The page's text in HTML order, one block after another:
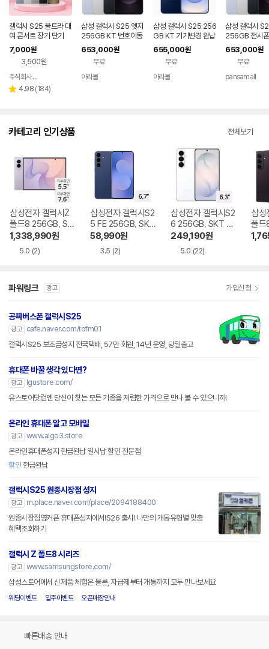
을
안
내
를
나
타
는
표
갤럭시 S25 울트라 대
여 콘서트 장기 단기
7,000원
3,500원
페이
주식회사 폰빌리지
별 4.98 리
(184)
삼성 갤럭시 S25 엣지
256GB KT 번호이동
완납 80요금제
653,000원
무료
아라몰
삼성 갤럭시 S25 256
GB KT 기기변경 완납
655,000원
무료
아라몰
삼성 갤럭시
256GB 전시
호이동 완납
653,000원
무료
pansamall
카테고리 인기상품 전체보기
삼성전자 갤럭시Z
폴드8 256GB, SK
T 기기변경 완납
1,338,990원
5.0 (2)
삼성전자 갤럭시S2
5 FE 256GB, SKT
기기변경 완납
58,990원
3.5 (2)
삼성전자 갤럭시S2
6 256GB, SKT 기
기변경 완납
249,190원
5.0 (22)
삼성
폴드
GB,
파워링크 광고 가입신청
공짜버스폰 갤럭시S25
광고
cafe.naver.com/tofm01
갤럭시S25 보조금성지 전국택배, 57만 회원, 14년 운영, 당일출고
휴대폰 바꿀 생각 있다면?
광고
lgustore.com/
유스토어닷컴엔 당신이 찾는 모든 기종을 저렴한 가격으로 만나 볼 수 있으니까!
온라인 휴대폰 알고 모바일
광고 www.algo3.store
온라인휴대폰성지 현금완납 일시납 할인 전문점
할인 현금완납
갤럭시S25 원종시장점 성지
광고
m.place.naver.com/place/2094188400
원종시장점옆커폰 휴대폰성지에서!S26 출시! 나만의 개통유형별 맞춤
혜택조회하기
갤럭시 Z 폴드8 시리즈
광고 www.samsungstore.com/
삼성스토어에서 신제품 체험은 물론, 자급제부터 개통까지 모두 만나보세요
웨딩이벤트 입주이벤트 오픈매장안내
빠른배송 안내